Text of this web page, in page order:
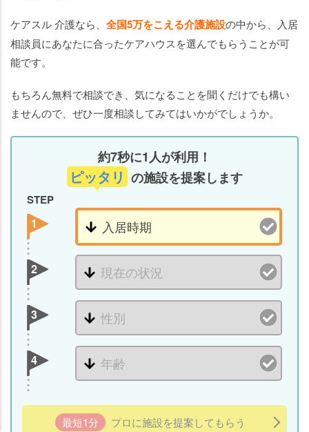
ケアスル 介護なら、 全国5万をこえる介護施設の中から、入居
相談員にあなたに合ったケアハウスを選んでもらうことが可
能です。
もちろん無料で相談でき、気になることを聞くだけでも構い
ませんので、ぜひ一度相談してみてはいかがでしょうか。
約7秒に1人が利用！
ピッタリ の施設を提案します
STEP
1
2
3
4
最短1分 プロに施設を提案してもらう
老人ホームの知りたいことがわかる
老人ホームの知りたいことがわかる